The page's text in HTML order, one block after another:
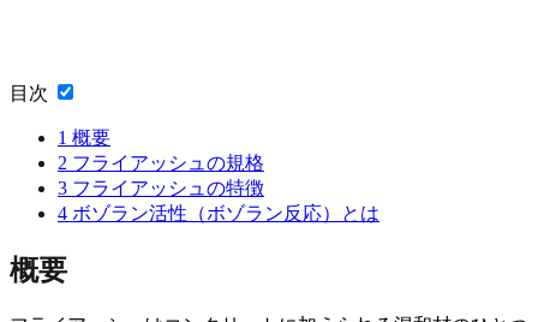
目次
1 概要
2 フライアッシュの規格
3 フライアッシュの特徴
4 ボゾラン活性（ボゾラン反応）とは
概要